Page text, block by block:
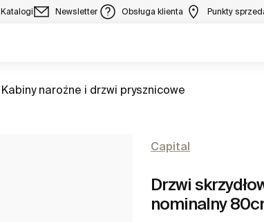
Katalogi Newsletter Obsługa klienta Punkty
Zobacz
Kabiny narożne i drzwi prysznicowe
Capital
Drzwi
nominalny